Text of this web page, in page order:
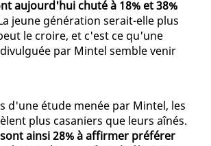
aujourd'hui chuté à 18% et 38%
jeune génération serait-elle plus
le croire, et c'est ce qu'une
par Mintel semble venir
d'une étude menée par Mintel, les
plus casaniers que leurs aînés.
ainsi 28% à affirmer préférer